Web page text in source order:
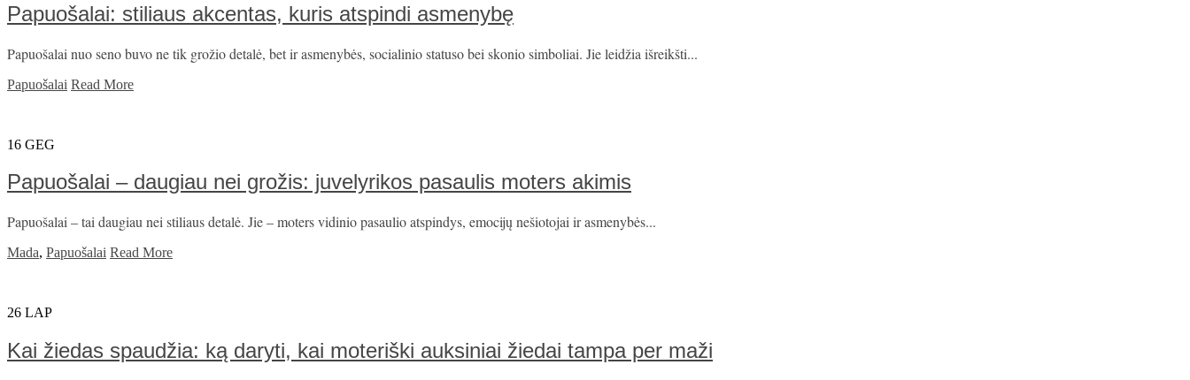
Papuošalai: stiliaus akcentas, kuris atspindi asmenybę
Papuošalai nuo seno buvo ne tik grožio detalė, bet ir asmenybės, socialinio statuso bei skonio simboliai. Jie leidžia išreikšti...
Papuošalai Read More
16 GEG
Papuošalai – daugiau nei grožis: juvelyrikos pasaulis moters akimis
Papuošalai – tai daugiau nei stiliaus detalė. Jie – moters vidinio pasaulio atspindys, emocijų nešiotojai ir asmenybės...
Mada, Papuošalai Read More
26 LAP
Kai žiedas spaudžia: ką daryti, kai moteriški auksiniai žiedai tampa per maži